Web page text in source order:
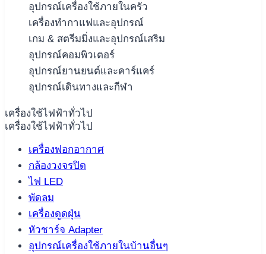
อุปกรณ์เครื่องใช้ภายในครัว
เครื่องทำกาแฟและอุปกรณ์
เกม & สตรีมมิ่งและอุปกรณ์เสริม
อุปกรณ์คอมพิวเตอร์
อุปกรณ์ยานยนต์และคาร์แคร์
อุปกรณ์เดินทางและกีฬา
เครื่องใช้ไฟฟ้าทั่วไป
เครื่องใช้ไฟฟ้าทั่วไป
เครื่องฟอกอากาศ
กล้องวงจรปิด
ไฟ LED
พัดลม
เครื่องดูดฝุ่น
หัวชาร์จ Adapter
อุปกรณ์เครื่องใช้ภายในบ้านอื่นๆ